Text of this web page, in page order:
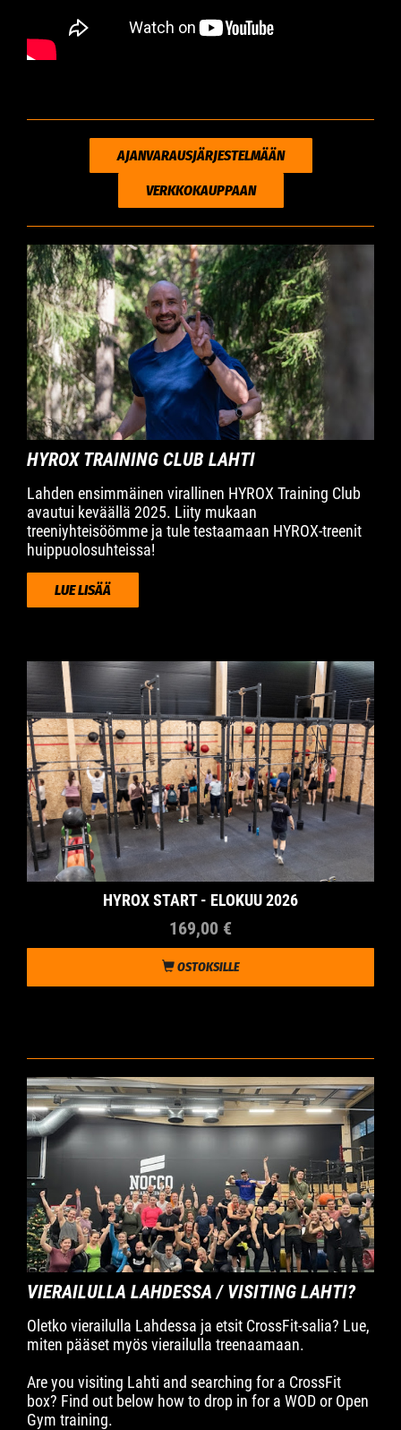
AJANVARAUSJÄRJESTELMÄÄN
VERKKOKAUPPAAN
HYROX TRAINING CLUB LAHTI
Lahden ensimmäinen virallinen HYROX Training Club
avautui keväällä 2025. Liity mukaan
treeniyhteisöömme ja tule testaamaan HYROX-treenit
huippuolosuhteissa!
LUE LISÄÄ
HYROX START - ELOKUU 2026
169,00 €
OSTOKSILLE
VIERAILULLA LAHDESSA / VISITING LAHTI?
Oletko vierailulla Lahdessa ja etsit CrossFit-salia? Lue,
miten pääset myös vierailulla treenaamaan.
Are you visiting Lahti and searching for a CrossFit
box? Find out below how to drop in for a WOD or Open
Gym training.